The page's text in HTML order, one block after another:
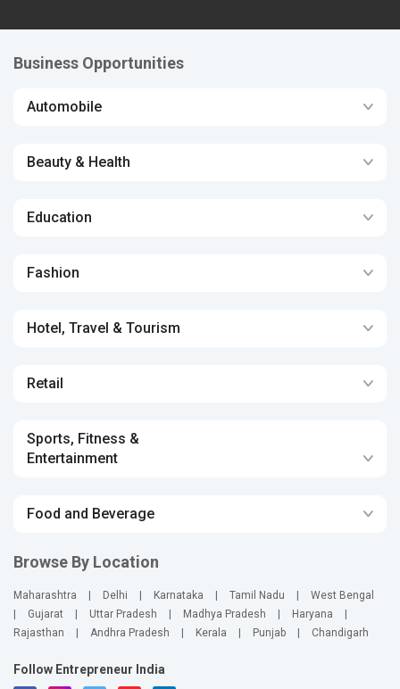
Business Opportunities
Automobile
Beauty & Health
Education
Fashion
Hotel, Travel & Tourism
Retail
Sports, Fitness &
Entertainment
Food and Beverage
Browse By Location
Maharashtra Delhi Karnataka Tamil Nadu
West Bengal
Gujarat Uttar Pradesh Madhya Pradesh Haryana
Rajasthan
Andhra Pradesh Kerala Punjab Chandigarh
Follow Entrepreneur India